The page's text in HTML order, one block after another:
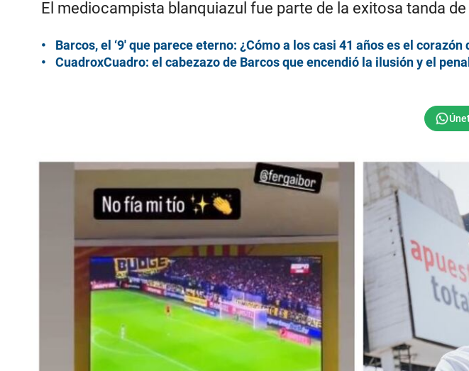
El mediocampista blanquiazul fue parte de la exitosa tanda
Barcos, el ‘9′ que parece eterno: ¿Cómo a los casi 41 años es el
CuadroxCuadro: el cabezazo de Barcos que encendió la ilusión y el